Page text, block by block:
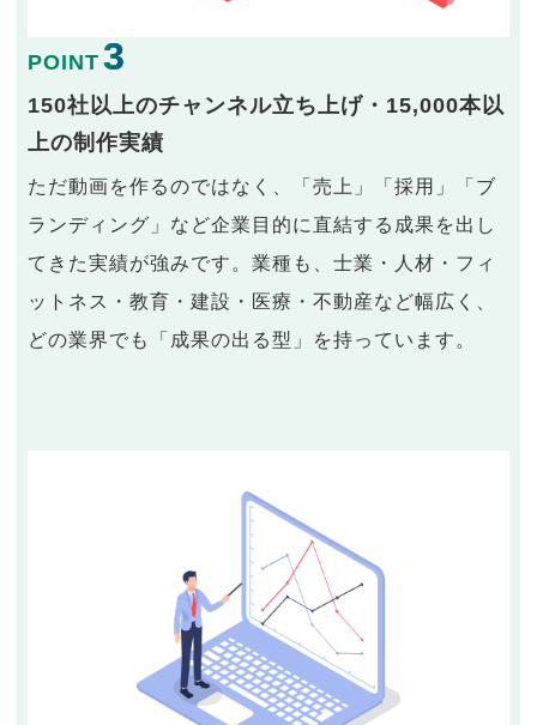
POINT 3
150社以上のチャンネル立ち上げ・15,000本以
上の制作実績
ただ動画を作るのではなく、「売上」「採用」「ブ
ランディング」など企業目的に直結する成果を出し
てきた実績が強みです。業種も、士業・人材・フィ
ットネス・教育・建設・医療・不動産など幅広く、
どの業界でも「成果の出る型」を持っています。